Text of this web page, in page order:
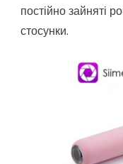
постійно зайняті
стосунки.